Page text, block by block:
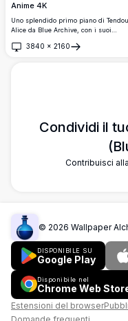
Anime 4K
Uno splendido primo piano di Tendou
Alice da Blue Archive, con i suoi
castani. Un piccolo robot compagno
3840 × 2160
Apri
Condividi il
Contribuisci
© 2026 Wallpaper
DISPONIBILE SU
Google Play
Disponibile nel
Chrome Web
Estensioni del browser